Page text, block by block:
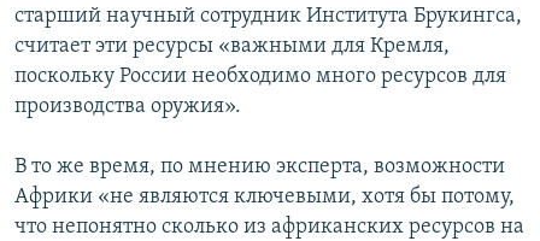
старший научный сотрудник Института Брукингса,
считает эти ресурсы «важными для Кремля,
поскольку России необходимо много ресурсов для
производства оружия».
В то же время, по мнению эксперта, возможности
Африки «не являются ключевыми, хотя бы потому,
что непонятно сколько из африканских ресурсов на